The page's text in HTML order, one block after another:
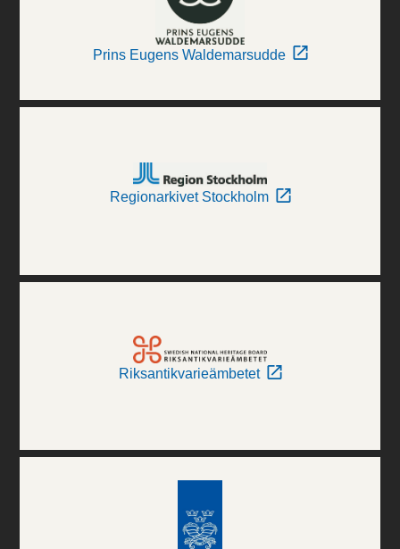
Prins Eugens Waldemarsudde
Regionarkivet Stockholm
Riksantikvarieämbetet